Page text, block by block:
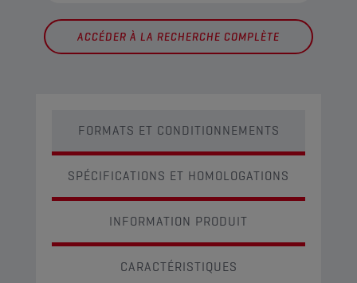
ACCÉDER À LA RECHERCHE COMPLÈTE
FORMATS ET CONDITIONNEMENTS
SPÉCIFICATIONS ET HOMOLOGATIONS
INFORMATION PRODUIT
CARACTÉRISTIQUES